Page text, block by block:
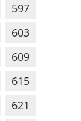
597
603
609
615
621